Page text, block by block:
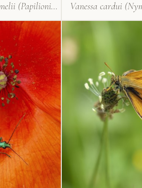
Iphiclides feisthamelii (Papilionidae) Vanessa cardui